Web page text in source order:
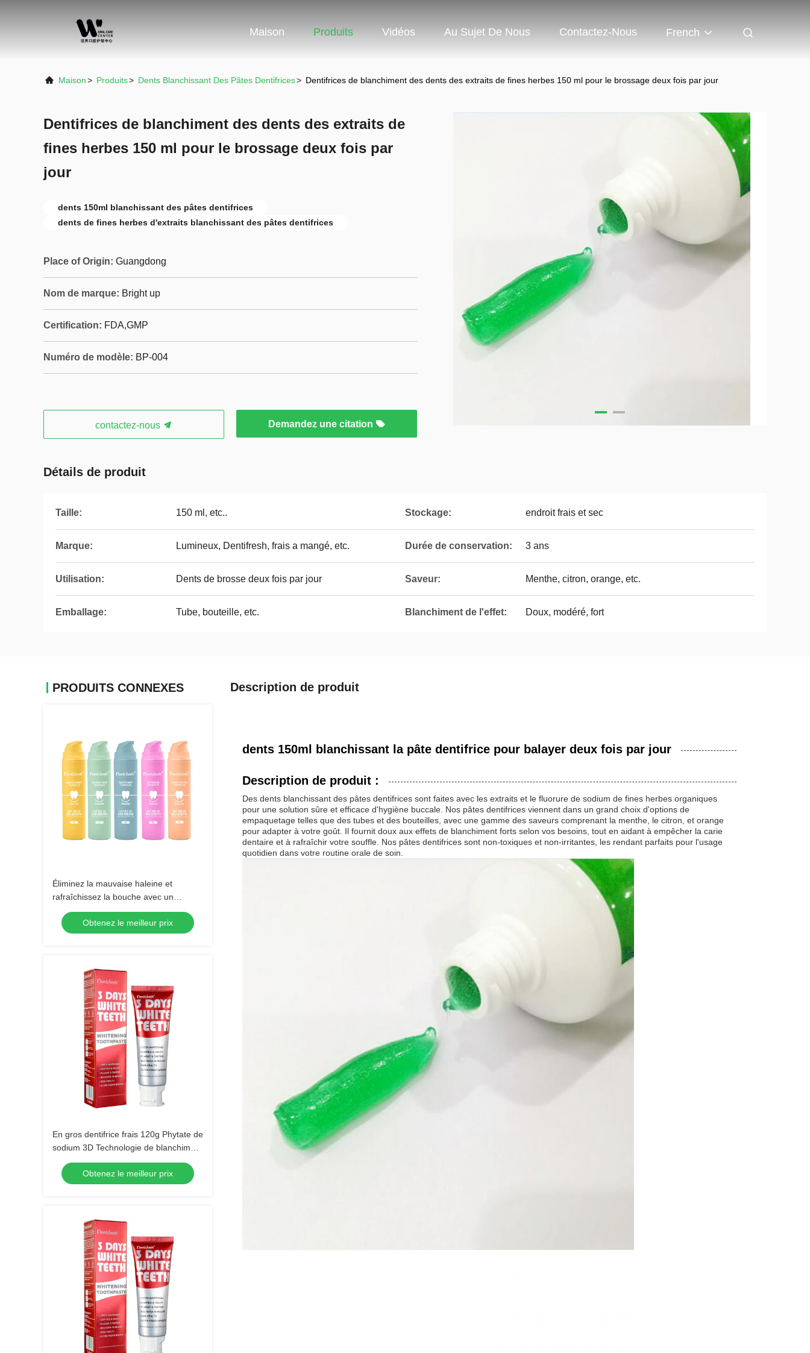
Maison Produits Vidéos Au Sujet De Nous Contactez-Nous French
Maison> Produits> Dents Blanchissant Des Pâtes Dentifrices> Dentifrices de blanchiment des dents des extraits de fines herbes 150 ml pour le brossage deux fois par jour
Dentifrices de blanchiment des dents des extraits de
fines herbes 150 ml pour le brossage deux fois par
jour
dents 150ml blanchissant des pâtes dentifrices
dents de fines herbes d'extraits blanchissant des pâtes dentifrices
Place of Origin: Guangdong
Nom de marque: Bright up
Certification: FDA,GMP
Numéro de modèle: BP-004
contactez-nous Demandez une citation
Détails de produit
Taille: 150 ml, etc.. Stockage: endroit frais et sec
Marque: Lumineux, Dentifresh, frais a mangé, etc. Durée de conservation: 3 ans
Utilisation: Dents de brosse deux fois par jour Saveur: Menthe, citron, orange, etc.
Emballage: Tube, bouteille, etc. Blanchiment de l'effet: Doux, modéré, fort
PRODUITS CONNEXES
Éliminez la mauvaise haleine et
rafraîchissez la bouche avec un
dentifrice pour soins buccaux
Obtenez le meilleur prix
En gros dentifrice frais 120g Phytate de
sodium 3D Technologie de blanchiment
avancée dentifrice
Obtenez le meilleur prix
Description de produit
dents 150ml blanchissant la pâte dentifrice pour balayer deux fois par jour
Description de produit :
Des dents blanchissant des pâtes dentifrices sont faites avec les extraits et le fluorure de sodium de fines herbes organiques
pour une solution sûre et efficace d'hygiène buccale. Nos pâtes dentifrices viennent dans un grand choix d'options de
empaquetage telles que des tubes et des bouteilles, avec une gamme des saveurs comprenant la menthe, le citron, et orange
pour adapter à votre goût. Il fournit doux aux effets de blanchiment forts selon vos besoins, tout en aidant à empêcher la carie
dentaire et à rafraîchir votre souffle. Nos pâtes dentifrices sont non-toxiques et non-irritantes, les rendant parfaits pour l'usage
quotidien dans votre routine orale de soin.